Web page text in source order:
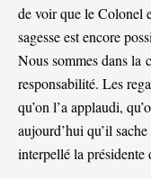
de voir que le Colonel
sagesse est encore
Nous sommes dans la
responsabilité. Les
qu’on l’a applaudi,
aujourd’hui qu’il
interpellé la présidente